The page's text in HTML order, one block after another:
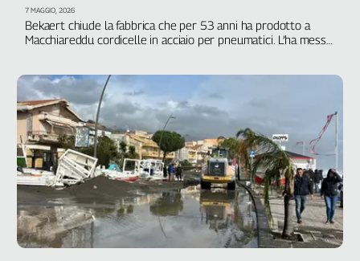
Liguria
Lombardia
Piemonte
Puglia
Sardegna
Sicilia
Toscana
Trentino
Umbria
Valle
D'Aosta
Bekaert chiude la fabbrica che per 53 anni ha prodotto a
Macchiareddu cordicelle in acciaio per pneumatici. L’ha messa
7 MAGGIO, 2026